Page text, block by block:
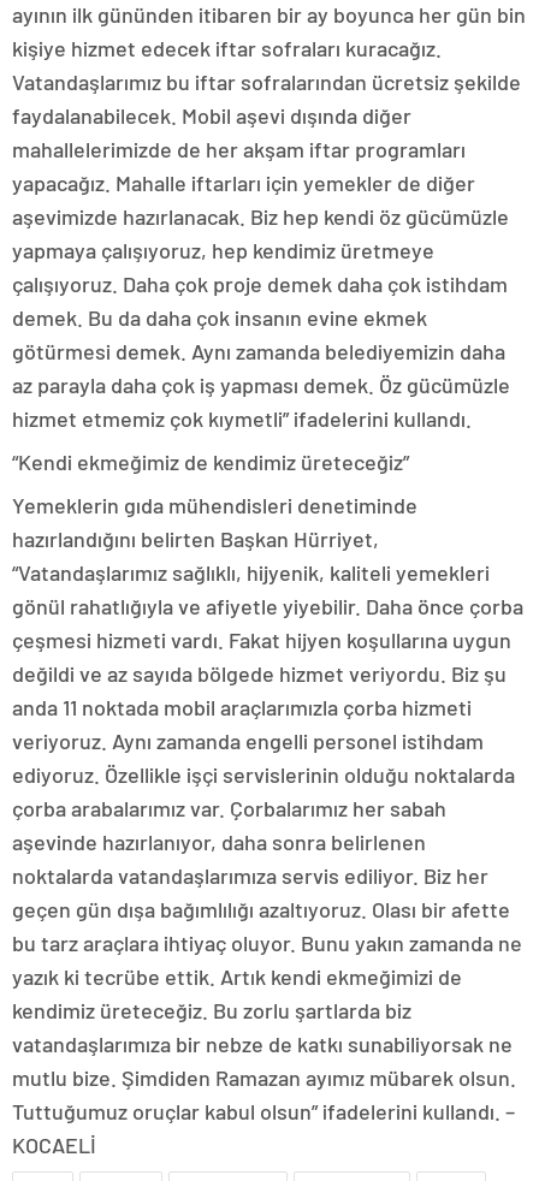
ayının ilk gününden itibaren bir ay boyunca her gün bin
kişiye hizmet edecek iftar sofraları kuracağız.
Vatandaşlarımız bu iftar sofralarından ücretsiz şekilde
faydalanabilecek. Mobil aşevi dışında diğer
mahallelerimizde de her akşam iftar programları
yapacağız. Mahalle iftarları için yemekler de diğer
aşevimizde hazırlanacak. Biz hep kendi öz gücümüzle
yapmaya çalışıyoruz, hep kendimiz üretmeye
çalışıyoruz. Daha çok proje demek daha çok istihdam
demek. Bu da daha çok insanın evine ekmek
götürmesi demek. Aynı zamanda belediyemizin daha
az parayla daha çok iş yapması demek. Öz gücümüzle
hizmet etmemiz çok kıymetli” ifadelerini kullandı.
“Kendi ekmeğimiz de kendimiz üreteceğiz”
Yemeklerin gıda mühendisleri denetiminde
hazırlandığını belirten Başkan Hürriyet,
“Vatandaşlarımız sağlıklı, hijyenik, kaliteli yemekleri
gönül rahatlığıyla ve afiyetle yiyebilir. Daha önce çorba
çeşmesi hizmeti vardı. Fakat hijyen koşullarına uygun
değildi ve az sayıda bölgede hizmet veriyordu. Biz şu
anda 11 noktada mobil araçlarımızla çorba hizmeti
veriyoruz. Aynı zamanda engelli personel istihdam
ediyoruz. Özellikle işçi servislerinin olduğu noktalarda
çorba arabalarımız var. Çorbalarımız her sabah
aşevinde hazırlanıyor, daha sonra belirlenen
noktalarda vatandaşlarımıza servis ediliyor. Biz her
geçen gün dışa bağımlılığı azaltıyoruz. Olası bir afette
bu tarz araçlara ihtiyaç oluyor. Bunu yakın zamanda ne
yazık ki tecrübe ettik. Artık kendi ekmeğimizi de
kendimiz üreteceğiz. Bu zorlu şartlarda biz
vatandaşlarımıza bir nebze de katkı sunabiliyorsak ne
mutlu bize. Şimdiden Ramazan ayımız mübarek olsun.
Tuttuğumuz oruçlar kabul olsun” ifadelerini kullandı. –
KOCAELİ